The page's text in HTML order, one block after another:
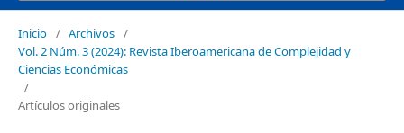
Inicio / Archivos /
Vol. 2 Núm. 3 (2024): Revista Iberoamericana de Complejidad y
Ciencias Económicas
/
Artículos originales